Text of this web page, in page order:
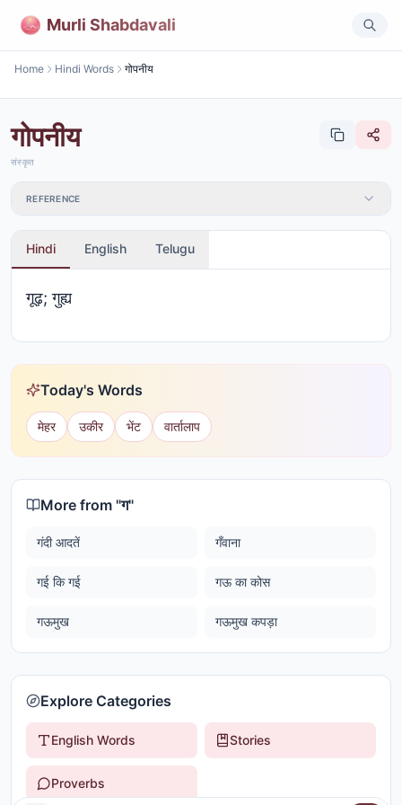
Murli Shabdavali
Home Hindi Words गोपनीय
गोपनीय
संस्कृत
REFERENCE
Hindi English Telugu
गूढ़; गुह्य
Today's Words
मेहर उकीर भेंट वार्तालाप
More from "ग"
गंदी आदतें गँवाना
गई कि गई गऊ का कोस
गऊमुख गऊमुख कपड़ा
Explore Categories
English Words Stories
Proverbs